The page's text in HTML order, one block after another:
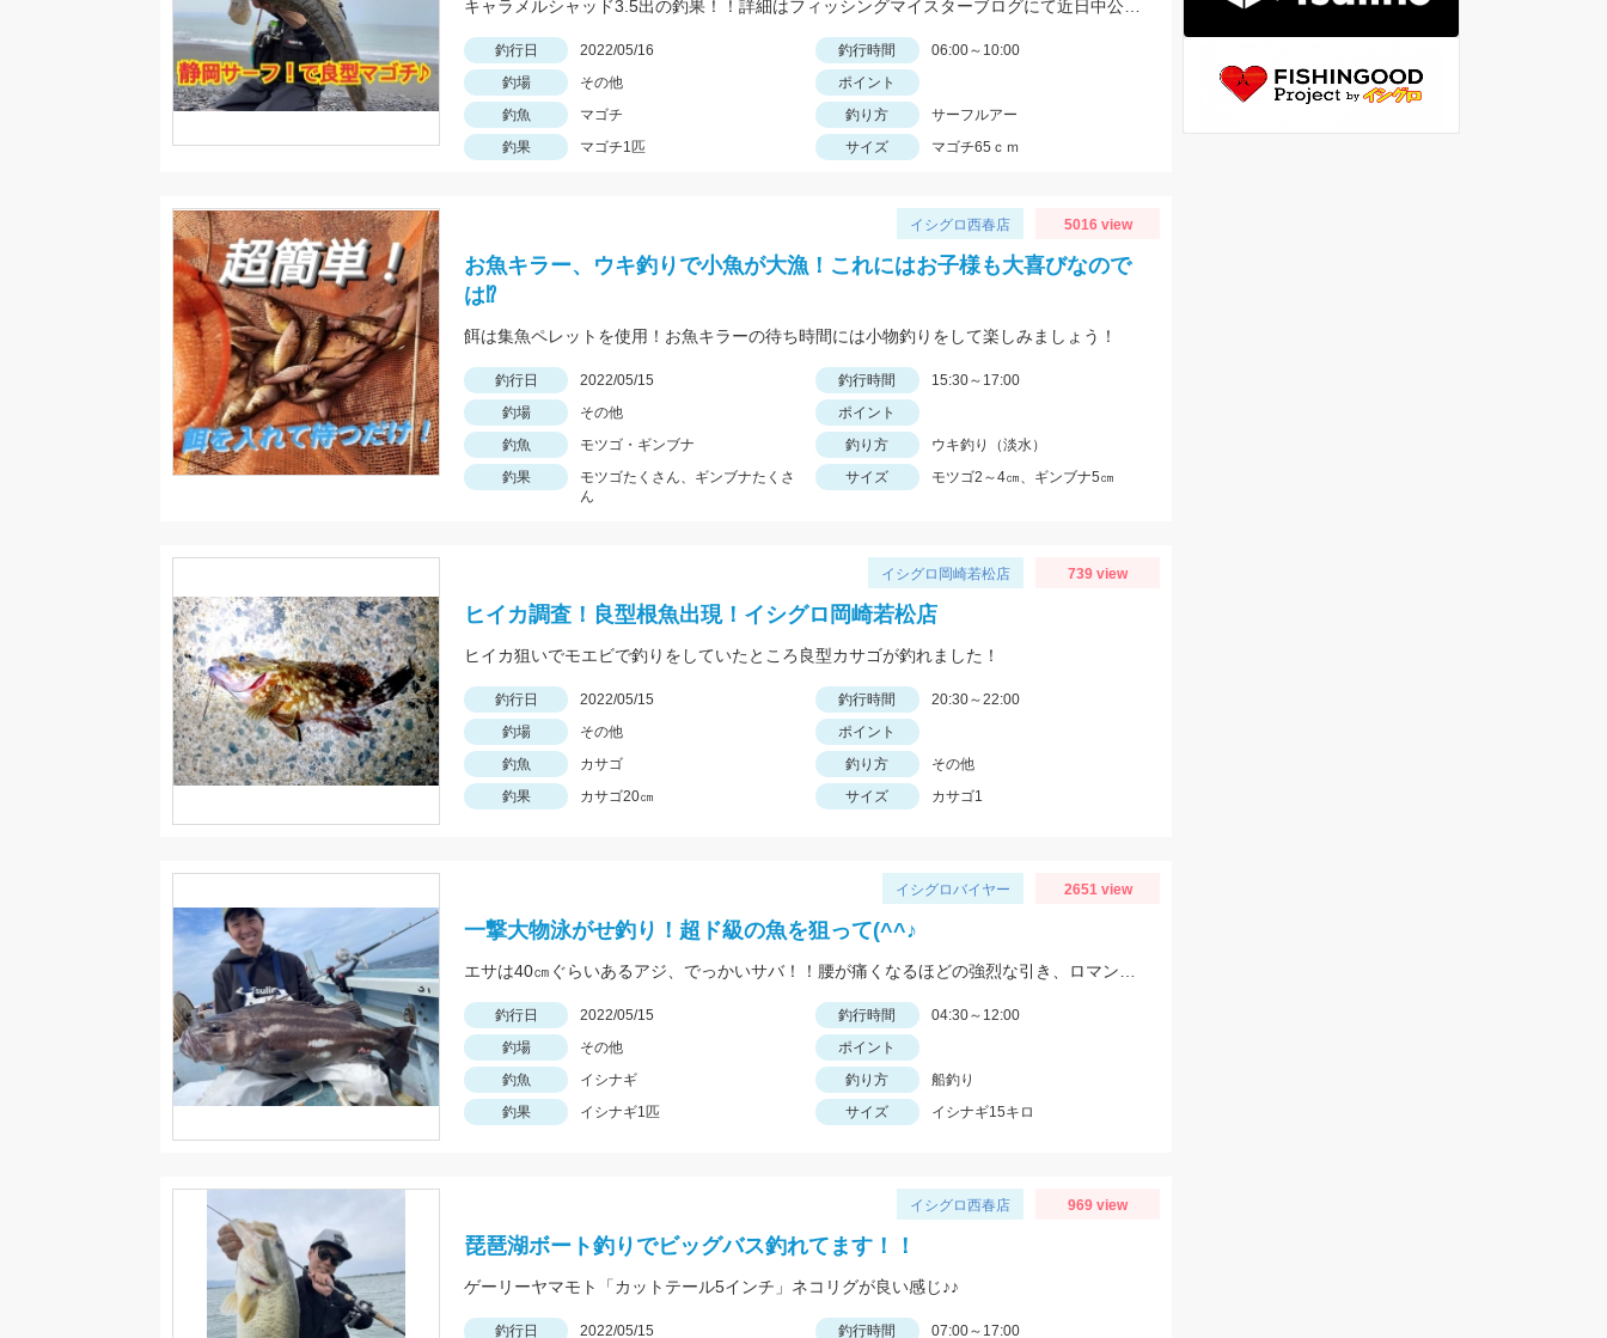
釣行日 2022/05/16 釣行時間
06:00～10:00
釣場
その他
ポイント
釣魚
マゴチ 釣り方
サーフルアー
釣果
マゴチ1匹 サイズ マゴチ65ｃｍ
イシグロ西春店 5016 view
お魚キラー、ウキ釣りで小魚が大漁！これにはお子様も大喜びなので
は⁉
餌は集魚ペレットを使用！お魚キラーの待ち時間には小物釣りをして楽しみましょう！
釣行日 2022/05/15 釣行時間
15:30～17:00
釣場
その他
ポイント
釣魚
モツゴ・ギンブナ 釣り方
ウキ釣り（淡水）
釣果
モツゴたくさん、ギンブナたくさ
ん
サイズ モツゴ2～4㎝、ギンブナ5㎝
イシグロ岡崎若松店 739 view
ヒイカ調査！良型根魚出現！イシグロ岡崎若松店
ヒイカ狙いでモエビで釣りをしていたところ良型カサゴが釣れました！
釣行日 2022/05/15 釣行時間
20:30～22:00
釣場
その他
ポイント
釣魚
カサゴ 釣り方
その他
釣果
カサゴ20㎝ サイズ カサゴ1
イシグロバイヤー 2651 view
一撃大物泳がせ釣り！超ド級の魚を狙って(^^♪
釣行日 2022/05/15 釣行時間
04:30～12:00
釣場
その他
ポイント
釣魚
イシナギ 釣り方
船釣り
釣果
イシナギ1匹 サイズ イシナギ15キロ
イシグロ西春店 969 view
琵琶湖ボート釣りでビッグバス釣れてます！！
ゲーリーヤマモト「カットテール5インチ」ネコリグが良い感じ♪♪
釣行日 2022/05/15 釣行時間 07:00～17:00